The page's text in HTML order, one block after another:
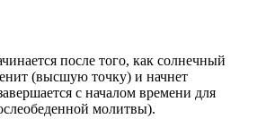
после того, как солнечный
(высшую точку) и начнет
с началом времени для
молитвы).